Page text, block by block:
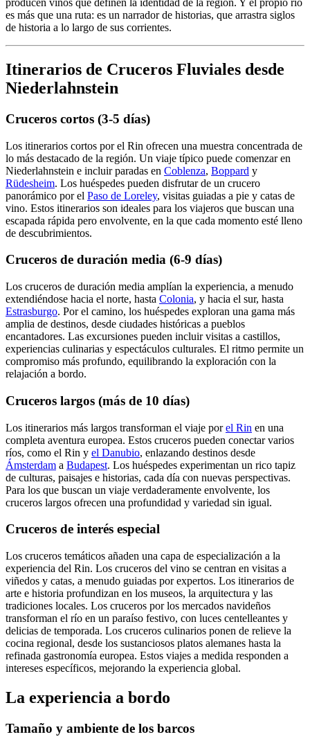
producen vinos que definen la identidad de la región. Y el propio río
es más que una ruta: es un narrador de historias, que arrastra siglos
de historia a lo largo de sus corrientes.
Itinerarios de Cruceros Fluviales desde
Niederlahnstein
Cruceros cortos (3-5 días)
Los itinerarios cortos por el Rin ofrecen una muestra concentrada de
lo más destacado de la región. Un viaje típico puede comenzar en
Niederlahnstein e incluir paradas en Coblenza, Boppard y
Rüdesheim. Los huéspedes pueden disfrutar de un crucero
panorámico por el Paso de Loreley, visitas guiadas a pie y catas de
vino. Estos itinerarios son ideales para los viajeros que buscan una
escapada rápida pero envolvente, en la que cada momento esté lleno
de descubrimientos.
Cruceros de duración media (6-9 días)
Los cruceros de duración media amplían la experiencia, a menudo
extendiéndose hacia el norte, hasta Colonia, y hacia el sur, hasta
Estrasburgo. Por el camino, los huéspedes exploran una gama más
amplia de destinos, desde ciudades históricas a pueblos
encantadores. Las excursiones pueden incluir visitas a castillos,
experiencias culinarias y espectáculos culturales. El ritmo permite un
compromiso más profundo, equilibrando la exploración con la
relajación a bordo.
Cruceros largos (más de 10 días)
Los itinerarios más largos transforman el viaje porel Rin en una
completa aventura europea. Estos cruceros pueden conectar varios
ríos, como el Rin y el Danubio, enlazando destinos desde
Ámsterdam a Budapest. Los huéspedes experimentan un rico tapiz
de culturas, paisajes e historias, cada día con nuevas perspectivas.
Para los que buscan un viaje verdaderamente envolvente, los
cruceros largos ofrecen una profundidad y variedad sin igual.
Cruceros de interés especial
Los cruceros temáticos añaden una capa de especialización a la
experiencia del Rin. Los cruceros del vino se centran en visitas a
viñedos y catas, a menudo guiadas por expertos. Los itinerarios de
arte e historia profundizan en los museos, la arquitectura y las
tradiciones locales. Los cruceros por los mercados navideños
transforman el río en un paraíso festivo, con luces centelleantes y
delicias de temporada. Los cruceros culinarios ponen de relieve la
cocina regional, desde los sustanciosos platos alemanes hasta la
refinada gastronomía europea. Estos viajes a medida responden a
intereses específicos, mejorando la experiencia global.
La experiencia a bordo
Tamaño y ambiente de los barcos